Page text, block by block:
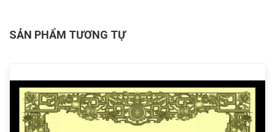
SẢN PHẨM TƯƠNG TỰ